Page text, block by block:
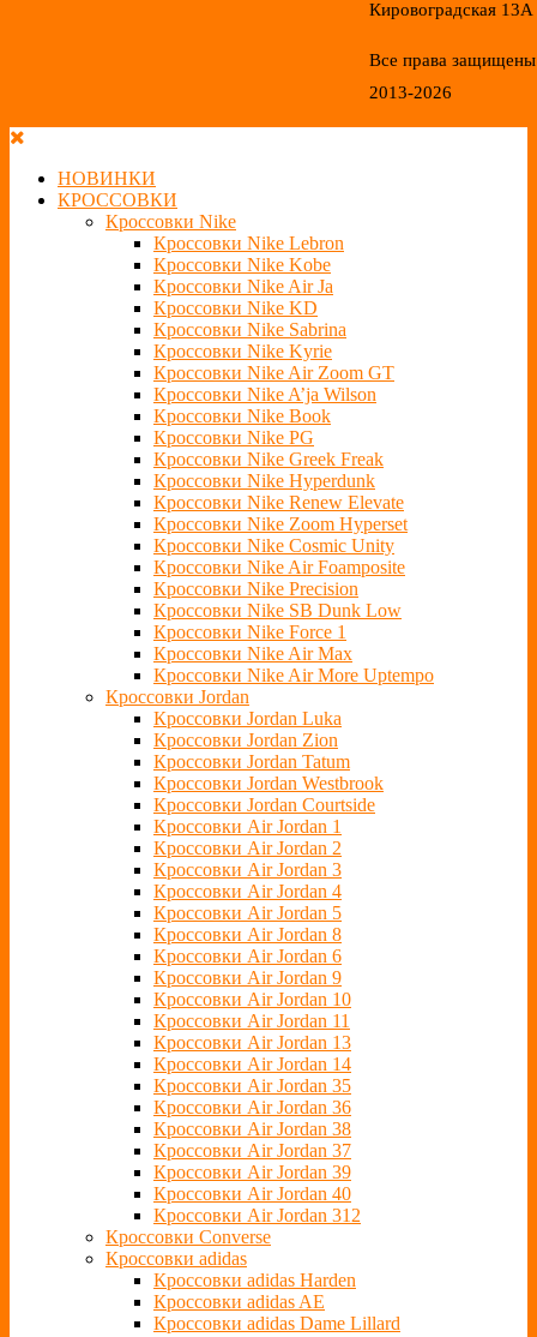
Кировоградская 13А
Все права
2013-2026
НОВИНКИ
КРОССОВКИ
Кроссовки Nike
Кроссовки Nike Lebron
Кроссовки Nike Kobe
Кроссовки Nike Air Ja
Кроссовки Nike KD
Кроссовки Nike Sabrina
Кроссовки Nike Kyrie
Кроссовки Nike Air Zoom GT
Кроссовки Nike A’ja Wilson
Кроссовки Nike Book
Кроссовки Nike PG
Кроссовки Nike Greek Freak
Кроссовки Nike Hyperdunk
Кроссовки Nike Renew Elevate
Кроссовки Nike Zoom Hyperset
Кроссовки Nike Cosmic Unity
Кроссовки Nike Air Foamposite
Кроссовки Nike Precision
Кроссовки Nike SB Dunk Low
Кроссовки Nike Force 1
Кроссовки Nike Air Max
Кроссовки Nike Air More Uptempo
Кроссовки Jordan
Кроссовки Jordan Luka
Кроссовки Jordan Zion
Кроссовки Jordan Tatum
Кроссовки Jordan Westbrook
Кроссовки Jordan Courtside
Кроссовки Air Jordan 1
Кроссовки Air Jordan 2
Кроссовки Air Jordan 3
Кроссовки Air Jordan 4
Кроссовки Air Jordan 5
Кроссовки Air Jordan 8
Кроссовки Air Jordan 6
Кроссовки Air Jordan 9
Кроссовки Air Jordan 10
Кроссовки Air Jordan 11
Кроссовки Air Jordan 13
Кроссовки Air Jordan 14
Кроссовки Air Jordan 35
Кроссовки Air Jordan 36
Кроссовки Air Jordan 38
Кроссовки Air Jordan 37
Кроссовки Air Jordan 39
Кроссовки Air Jordan 40
Кроссовки Air Jordan 312
Кроссовки Converse
Кроссовки adidas
Кроссовки adidas Harden
Кроссовки adidas AE
Кроссовки adidas Dame Lillard